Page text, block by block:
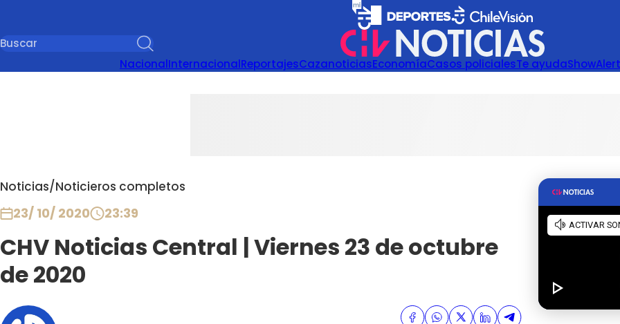
NacionalInternacionalReportajesCazanoticiasEconomíaCasos policialesTe ayudaShow
Noticias/Noticieros completos
23/ 10/ 2020 23:39
CHV Noticias Central | Viernes 23 de octubre
de 2020